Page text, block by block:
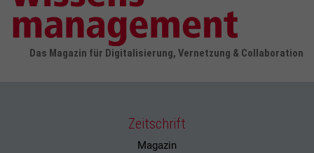
Das Magazin für Digitalisierung, Vernetzung & Collaboration
Zeitschrift
Magazin